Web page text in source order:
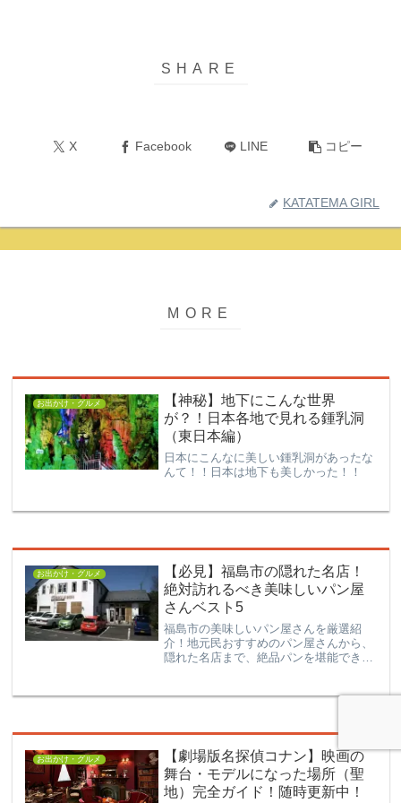
X Facebook LINE コピー
KATATEMA GIRL
お出かけ・グルメ
【神秘】地下にこんな世界
が？！日本各地で見れる鍾乳洞
（東日本編）
日本にこんなに美しい鍾乳洞があったな
んて！！日本は地下も美しかった！！
お出かけ・グルメ
【必見】福島市の隠れた名店！
絶対訪れるべき美味しいパン屋
さんベスト5
福島市の美味しいパン屋さんを厳選紹
介！地元民おすすめのパン屋さんから、
隠れた名店まで、絶品パンを堪能できる
みんなにおすすめしたいパン屋さんが勢
しかない味わいを体験することができま
お出かけ・グルメ
【劇場版名探偵コナン】映画の
舞台・モデルになった場所（聖
地）完全ガイド！随時更新中！